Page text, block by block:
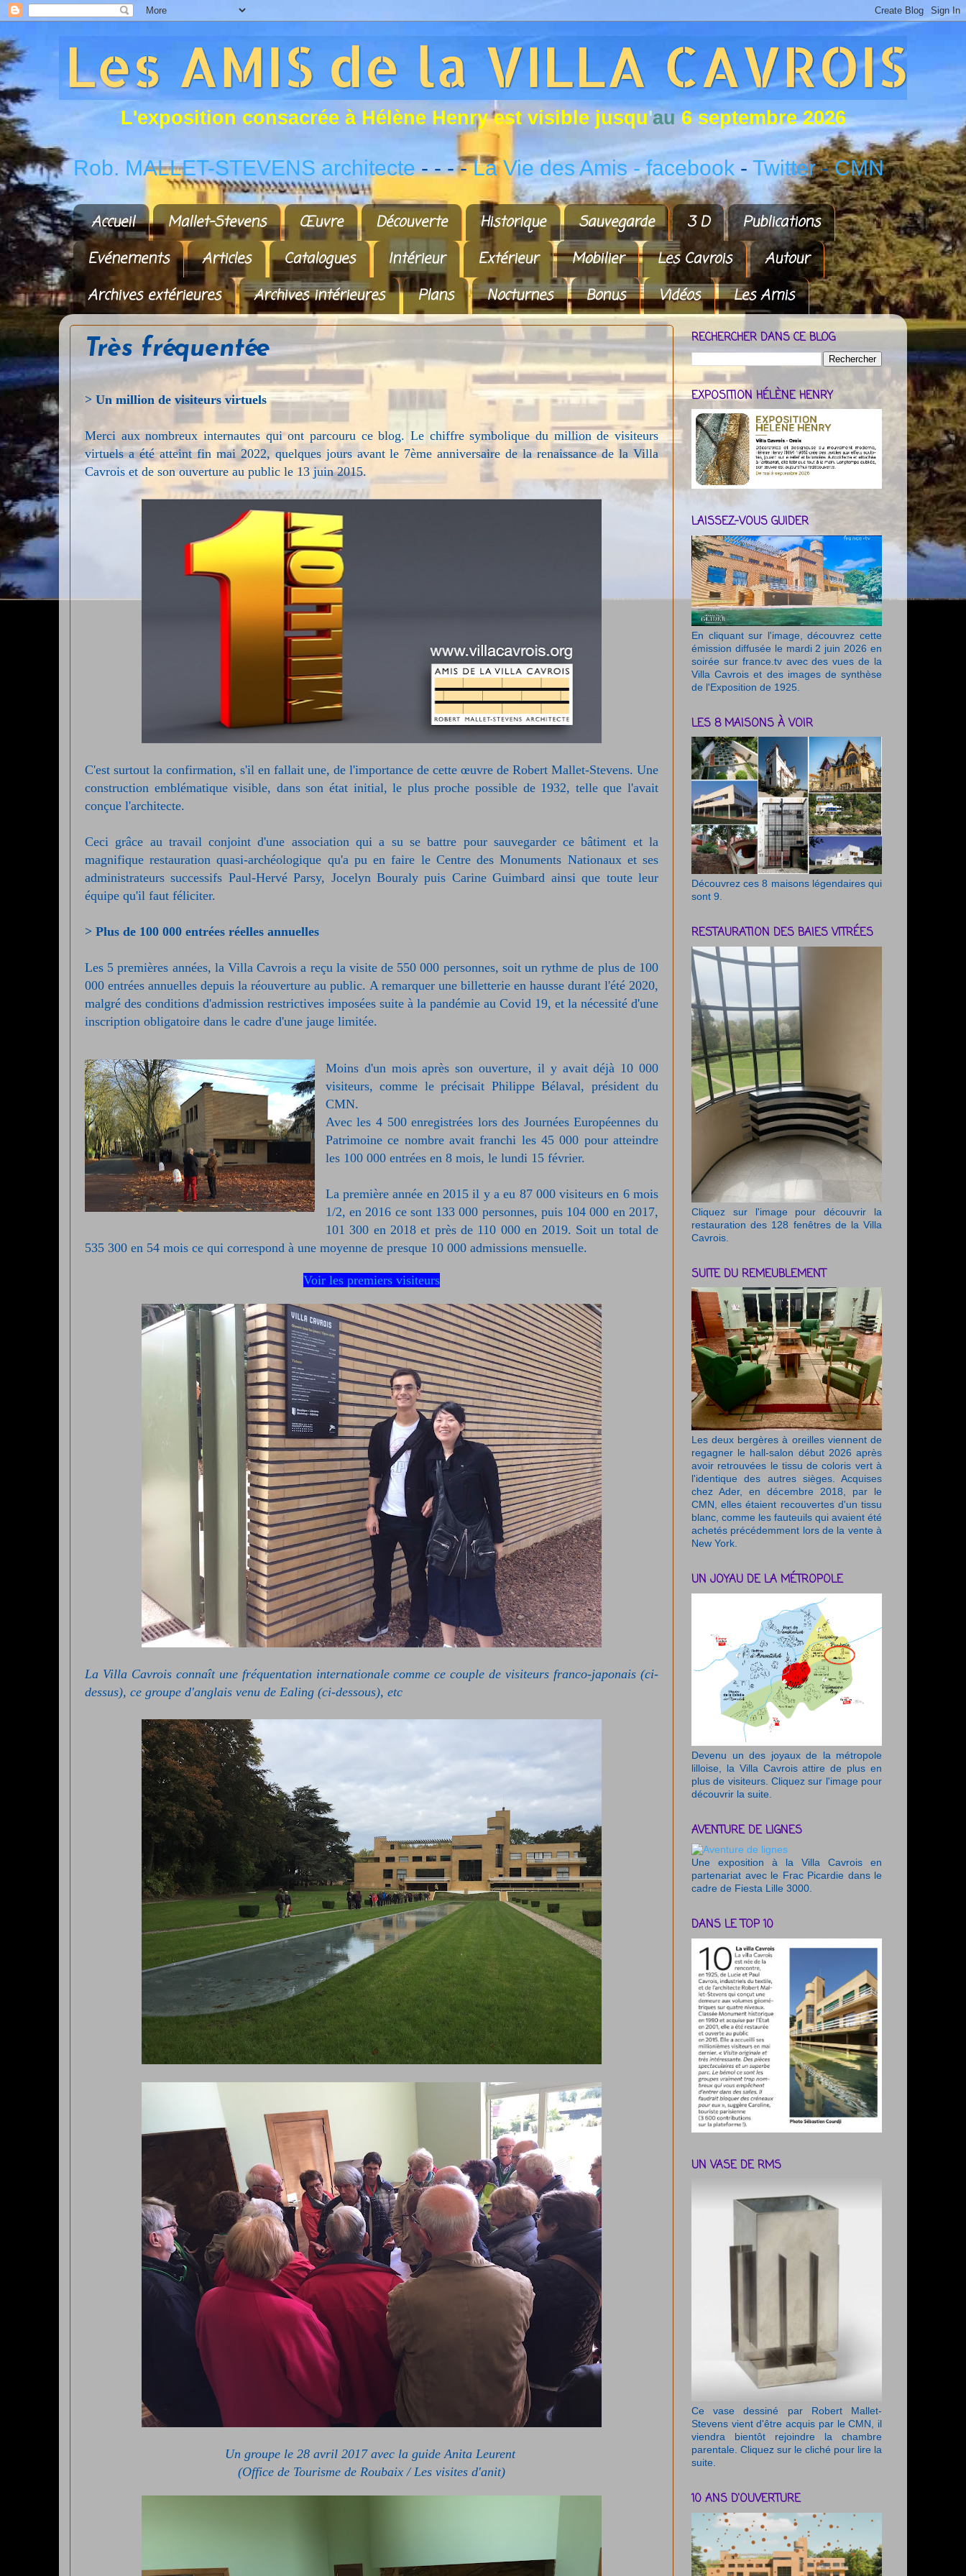
L'exposition consacrée à Hé ène Henry est visi b e jusqu'au 6 septembre 2026
Rob. MALLET-STEVENS architecte- - - -La Vie des Amis- facebook - Twitter -CMN
Accueil Mallet-Stevens Œuvre Découverte Historique Sauvegarde 3 D
Publications
Evénements
Articles Catalogues Intérieur Extérieur Mobilier Les Cavrois
Autour
Archives extérieures
Archives intérieures Plans Nocturnes Bonus Vidéos Les Amis
Très fréquentée
> Un million de visiteurs virtuels
Merci aux nombreux internautes qui ont parcouru ce blog. Le chiffre symbolique du million de visiteurs
virtuels a été atteint fin mai 2022, quelques jours avant le 7ème anniversaire de la renaissance de la Villa
Cavrois et de son ouverture au public le 13 juin 2015.
C'est surtout la confirmation, s'il en fallait une, de l'importance de cette œuvre de Robert Mallet-Stevens. Une
construction emblématique visible, dans son état initial, le plus proche possible de 1932, telle que l'avait
conçue l'architecte.
Ceci grâce au travailconjoint d'une association qui a su se battre pour sauvegarder ce bâtiment et la
magnifique restauration quasi-archéologique qu'a pu en faire le Centre des Monuments Nationaux et ses
administrateurs successifs Paul-Hervé Parsy, Jocelyn Bouraly puis Carine Guimbard ainsi que toute leur
équipe qu'il faut féliciter.
> Plus de 100 000 entrées réelles annuelles
Les 5 premières années, la Villa Cavrois a reçu la visite de 550 000 personnes, soit un rythme de plus de 100
000 entrées annuelles depuis la réouverture au public. A remarquer une billetterie en hausse durant l'été 2020,
malgré des conditions d'admission restrictives imposées suite à la pandémie au Covid 19, et la nécessité d'une
inscription obligatoire dans le cadre d'une jauge limitée.
Moins d'un mois après son ouverture, il y avait déjà 10 000
visiteurs, comme le précisait Philippe Bélaval, président du
CMN.
Avec les 4 500 enregistrées lors des Journées Européennes du
Patrimoine ce nombre avait franchi les 45 000 pour atteindre
les 100 000 entrées en 8 mois, le lundi 15 février.
La première année en 2015 il y a eu 87 000 visiteurs en 6 mois
1/2, en 2016 ce sont 133 000 personnes, puis 104 000 en 2017,
101 300 en 2018 et près de 110 000 en 2019. Soit un total de
535 300 en 54 mois ce qui correspond à une moyenne de presque 10 000 admissions mensuelle.
Voir les premiers visiteurs
La Villa Cavrois connaît une fréquentation internationale comme ce couple de visiteurs franco-japonais (ci-
dessus), ce groupe d'anglais venu de Ealing (ci-dessous), etc
Un groupe le 28 avril 2017 avec la guide Anita Leurent
(Office de Tourisme de Roubaix / Les visites d'anit)
RECHERCHER DANS CE BLOG
EXPOSITION HÉLÈNE HENRY
LAISSEZ-VOUS GUIDER
En cliquant sur l'image, découvrez cette
émission diffusée le mardi 2 juin 2026 en
soirée sur france.tv avec des vues de la
Villa Cavrois et des images de synthèse
de l'Exposition de 1925.
LES 8 MAISONS À VOIR
Découvrez ces 8 maisons légendaires qui
sont 9.
RESTAURATION DES BAIES VITRÉES
Cliquez sur l'image pour découvrir la
restauration des 128 fenêtres de la Villa
Cavrois.
SUITE DU REMEUBLEMENT
Les deux bergères à oreilles viennent de
regagner le hall-salon début 2026 après
avoir retrouvées le tissu de coloris vert à
l'identique des autres sièges. Acquises
chez Ader, en décembre 2018, par le
CMN, elles étaient recouvertes d'un tissu
blanc, comme les fauteuils qui avaient été
achetés précédemment lors de la vente à
New York.
UN JOYAU DE LA MÉTROPOLE
Devenu un des joyaux de la métropole
lilloise, la Villa Cavrois attire de plus en
plus de visiteurs. Cliquez sur l'image pour
découvrir la suite.
AVENTURE DE LIGNES
Une exposition à la Villa Cavrois en
partenariat avec le Frac Picardie dans le
cadre de Fiesta Lille 3000.
DANS LE TOP 10
UN VASE DE RMS
Ce vase dessiné par Robert Mallet-
Stevens vient d'être acquis par le CMN, il
viendra bientôt rejoindre la chambre
parentale. Cliquez sur le cliché pour lire la
suite.
10 ANS D'OUVERTURE